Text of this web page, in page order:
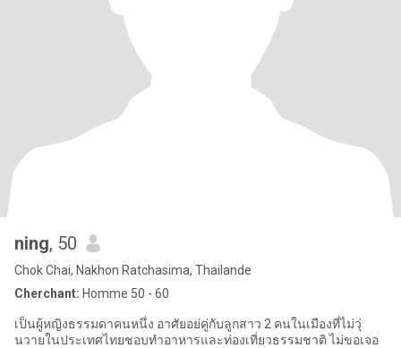
ning, 50
Chok Chai, Nakhon Ratchasima, Thailande
Cherchant: Homme 50 - 60
เป็นผู้หญิงธรรมดาคนหนึ่ง อาศัยอย่คู่กับลูกสาว 2 คนในเมืองที่ไม่วุ่
นวายในประเทศไทยชอบทำอาหารและท่องเที่ยวธรรมชาติ ไม่ขอเจอ